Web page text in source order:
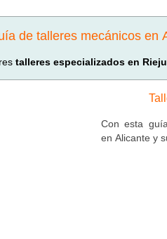
de talleres mecánicos en
talleres especializados en
Con esta
en Alicante y